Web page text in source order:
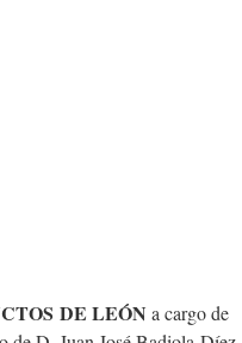
DE LEÓN a cargo de